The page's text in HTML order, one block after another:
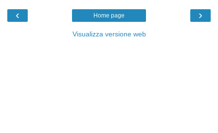
‹ ›
Home page
Visualizza versione web